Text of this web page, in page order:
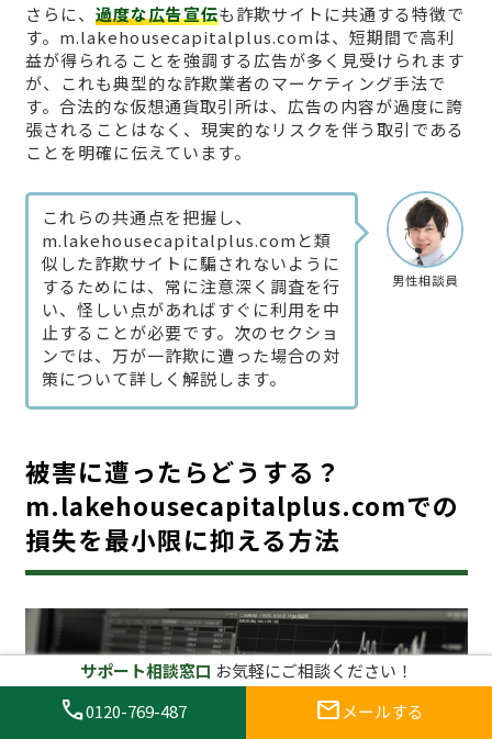
さらに、 過度な広告宣伝も詐欺サイトに共通する特徴で
す。m.lakehousecapitalplus.comは、短期間で高利
益が得られることを強調する広告が多く見受けられます
が、これも典型的な詐欺業者のマーケティング手法で
す。合法的な仮想通貨取引所は、広告の内容が過度に誇
張されることはなく、現実的なリスクを伴う取引である
ことを明確に伝えています。
男性相談員
これらの共通点を把握し、
m.lakehousecapitalplus.comと類
似した詐欺サイトに騙されないように
するためには、常に注意深く調査を行
い、怪しい点があればすぐに利用を中
止することが必要です。次のセクショ
ンでは、万が一詐欺に遭った場合の対
策について詳しく解説します。
被害に遭ったらどうする？
m.lakehousecapitalplus.comでの
損失を最小限に抑える方法
サポート相談窓口 お気軽にご相談ください！
call0120-769-487 mail メールする